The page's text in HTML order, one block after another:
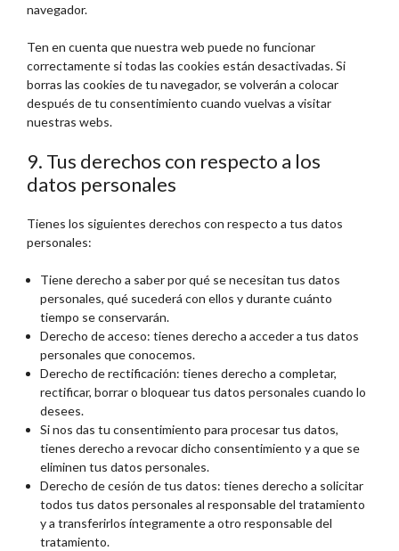
navegador.
Ten en cuenta que nuestra web puede no funcionar
correctamente si todas las cookies están desactivadas. Si
borras las cookies de tu navegador, se volverán a colocar
después de tu consentimiento cuando vuelvas a visitar
nuestras webs.
9. Tus derechos con respecto a los
datos personales
Tienes los siguientes derechos con respecto a tus datos
personales:
Tiene derecho a saber por qué se necesitan tus datos
personales, qué sucederá con ellos y durante cuánto
tiempo se conservarán.
Derecho de acceso: tienes derecho a acceder a tus datos
personales que conocemos.
Derecho de rectificación: tienes derecho a completar,
rectificar, borrar o bloquear tus datos personales cuando lo
desees.
Si nos das tu consentimiento para procesar tus datos,
tienes derecho a revocar dicho consentimiento y a que se
eliminen tus datos personales.
Derecho de cesión de tus datos: tienes derecho a solicitar
todos tus datos personales al responsable del tratamiento
y a transferirlos íntegramente a otro responsable del
tratamiento.